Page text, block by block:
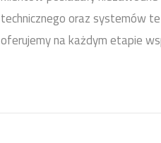
technicznego oraz systemów
oferujemy na każdym etapie